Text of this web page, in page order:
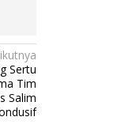
Sertu
Tim
Salim